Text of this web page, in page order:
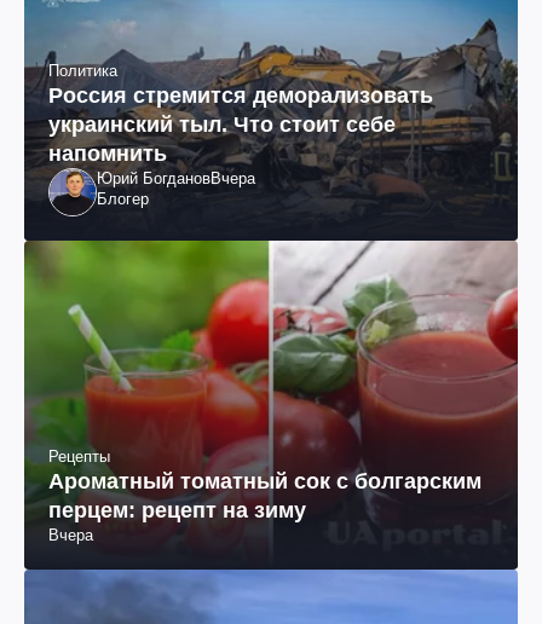
Политика
Россия стремится деморализовать
украинский тыл. Что стоит себе
напомнить
Юрий БогдановВчера
Блогер
Рецепты
Ароматный томатный сок с болгарским
перцем: рецепт на зиму
Вчера